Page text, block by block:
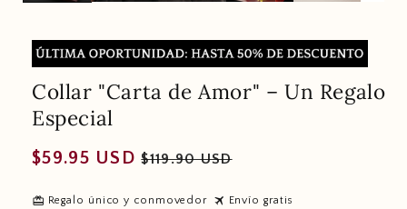
Collar "Carta de Amor" – Un Regalo
Especial
Regular
$59.95 USD Sale
$119.90 USD
redeem Regalo único y conmovedor travel Envío gratis